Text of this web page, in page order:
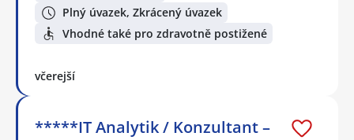
Plný úvazek, Zkrácený úvazek
Vhodné také pro zdravotně postižené
včerejší
*****IT Analytik / Konzultant –